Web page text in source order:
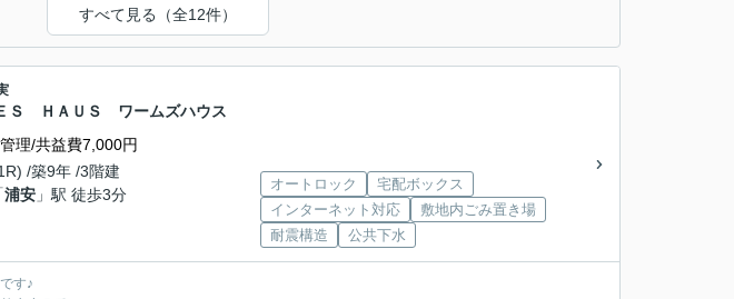
すべて見る（全12件）
Ｓ ＨＡＵＳ ワームズハウス
管理/共益費7,000円
/築9年 /3階建
浦安 」駅 徒歩3分
オートロック
宅配ボックス
インターネット対応
敷地内ごみ置き場
耐震構造
公共下水
す♪